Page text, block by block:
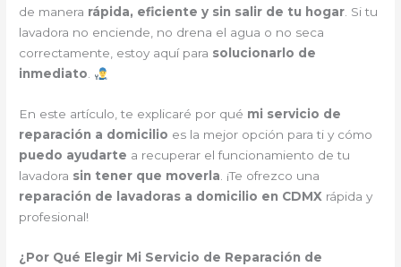
de manera rápida, eficiente y sin salir de tu hogar. Si tu
lavadora no enciende, no drena el agua o no seca
correctamente, estoy aquí para solucionarlo de
inmediato.
En este artículo, te explicaré por qué mi servicio de
reparación a domicilio es la mejor opción para ti y cómo
puedo ayudarte a recuperar el funcionamiento de tu
lavadora sin tener que moverla . ¡Te ofrezco una
reparación de lavadoras a domicilio en CDMX rápida y
profesional!
¿Por Qué Elegir Mi Servicio de Reparación de